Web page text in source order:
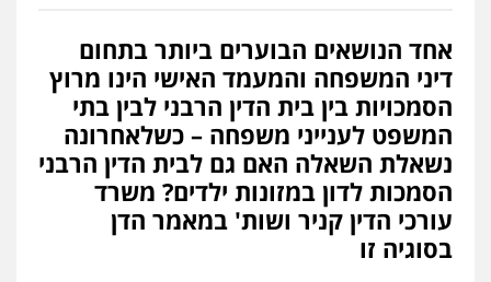
אחד הנושאים הבוערים ביותר בתחום
דיני המשפחה והמעמד האישי הינו מרוץ
הסמכויות בין בית הדין הרבני לבין בתי
המשפט לענייני משפחה – כשלאחרונה
נשאלת השאלה האם גם לבית הדין הרבני
הסמכות לדון במזונות ילדים? משרד
עורכי הדין קניר ושות' במאמר הדן
בסוגיה זו